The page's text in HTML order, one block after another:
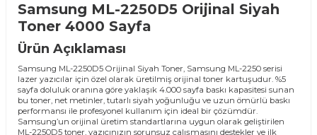
Samsung ML-2250D5 Orijinal Siyah
Toner 4000 Sayfa
Ürün Açıklaması
Samsung ML-2250D5 Orijinal Siyah Toner, Samsung ML-2250 serisi
lazer yazıcılar için özel olarak üretilmiş orijinal toner kartuşudur. %5
sayfa doluluk oranına göre yaklaşık 4.000 sayfa baskı kapasitesi sunan
bu toner, net metinler, tutarlı siyah yoğunluğu ve uzun ömürlü baskı
performansı ile profesyonel kullanım için ideal bir çözümdür.
Samsung’un orijinal üretim standartlarına uygun olarak geliştirilen
ML-2250D5 toner, yazıcınızın sorunsuz çalışmasını destekler ve ilk